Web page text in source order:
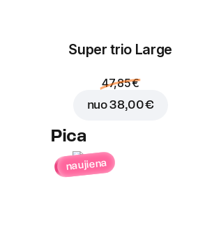
Super trio Large
47,85 €
nuo38,00 €
Pica
naujiena